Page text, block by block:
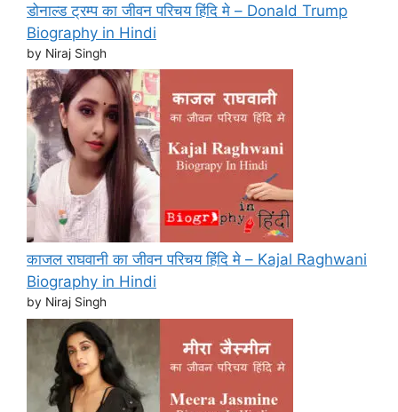
डोनाल्ड ट्रम्प का जीवन परिचय हिंदि मे – Donald Trump
Biography in Hindi
by Niraj Singh
काजल राघवानी का जीवन परिचय हिंदि मे – Kajal Raghwani
Biography in Hindi
by Niraj Singh